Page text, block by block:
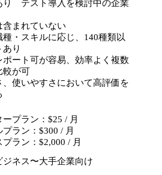
り テスト導入を検討中の企業
含まれていない
種・スキルに応じ、140種類以
あり
ポート可が容易、効率よく複数
較が可
、使いやすさにおいて高評価を
ープラン：$25 / 月
プラン：$300 / 月
プラン：$2,000 / 月
ジネス〜大手企業向け